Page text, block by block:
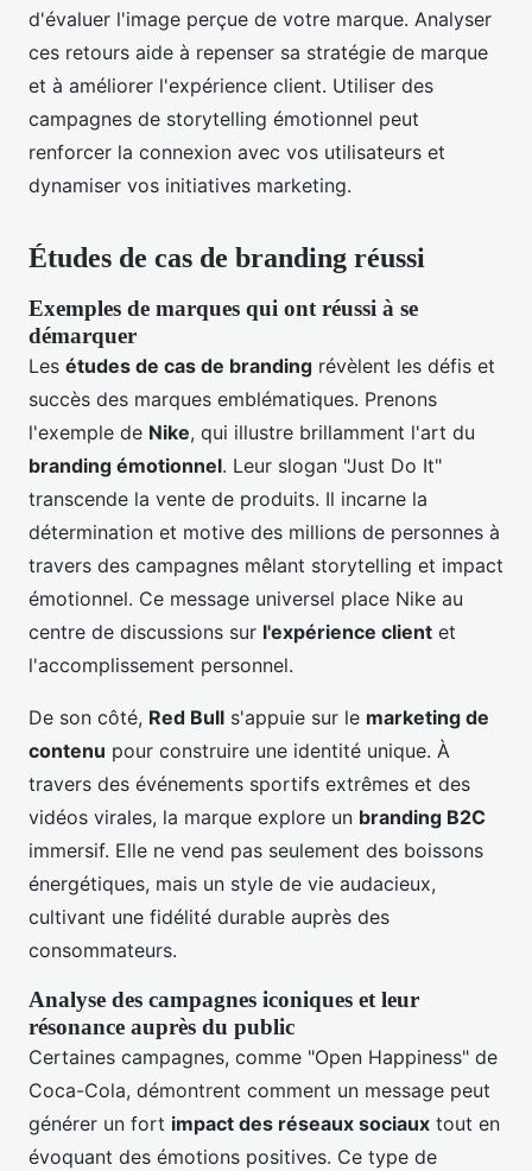
d'évaluer l'image perçue de votre marque. Analyser
ces retours aide à repenser sa stratégie de marque
et à améliorer l'expérience client. Utiliser des
campagnes de storytelling émotionnel peut
renforcer la connexion avec vos utilisateurs et
dynamiser vos initiatives marketing.
Études de cas de branding réussi
Exemples de marques qui ont réussi à se
démarquer
Les études de cas de branding révèlent les défis et
succès des marques emblématiques. Prenons
l'exemple de Nike, qui illustre brillamment l'art du
branding émotionnel. Leur slogan "Just Do It"
transcende la vente de produits. Il incarne la
détermination et motive des millions de personnes à
travers des campagnes mêlant storytelling et impact
émotionnel. Ce message universel place Nike au
centre de discussions sur l'expérience client et
l'accomplissement personnel.
De son côté, Red Bull s'appuie sur le marketing de
contenu pour construire une identité unique. À
travers des événements sportifs extrêmes et des
vidéos virales, la marque explore un branding B2C
immersif. Elle ne vend pas seulement des boissons
énergétiques, mais un style de vie audacieux,
cultivant une fidélité durable auprès des
consommateurs.
Analyse des campagnes iconiques et leur
résonance auprès du public
Certaines campagnes, comme "Open Happiness" de
Coca-Cola, démontrent comment un message peut
générer un fort impact des réseaux sociaux tout en
évoquant des émotions positives. Ce type de